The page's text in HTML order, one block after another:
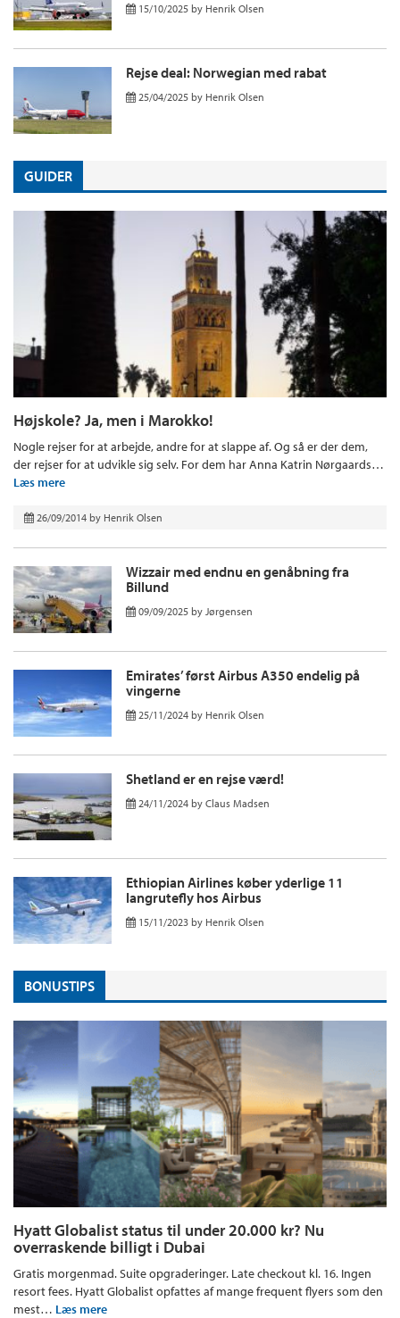
15/10/2025 by Henrik Olsen
Rejse deal: Norwegian med rabat
25/04/2025 by Henrik Olsen
GUIDER
Højskole? Ja, men i Marokko!
Nogle rejser for at arbejde, andre for at slappe af. Og så er der dem,
der rejser for at udvikle sig selv. For dem har Anna Katrin Nørgaards…
Læs mere
26/09/2014 by Henrik Olsen
Wizzair med endnu en genåbning fra
Billund
09/09/2025 by Jørgensen
Emirates’ først Airbus A350 endelig på
vingerne
25/11/2024 by Henrik Olsen
Shetland er en rejse værd!
24/11/2024 by Claus Madsen
Ethiopian Airlines køber yderlige 11
langrutefly hos Airbus
15/11/2023 by Henrik Olsen
BONUSTIPS
Hyatt Globalist status til under 20.000 kr? Nu
overraskende billigt i Dubai
Gratis morgenmad. Suite opgraderinger. Late checkout kl. 16. Ingen
resort fees. Hyatt Globalist opfattes af mange frequent flyers som den
mest… Læs mere